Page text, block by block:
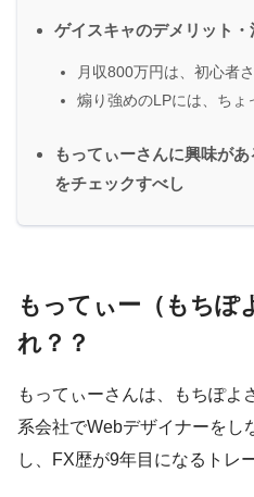
ゲイスキャのデメリット・
月収800万円は、初心者
煽り強めのLPには、ちょ
もってぃーさんに興味が
をチェックすべし
もってぃー（もちぽ
れ？？
もってぃーさんは、もちぽよ
系会社でWebデザイナーをし
し、FX歴が9年目になるトレ